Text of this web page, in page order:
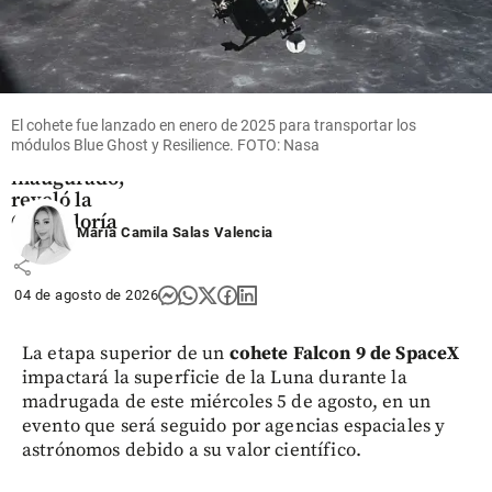
Chirajara
costó más
de 800 mil
millones y
dos años
después no
ha sido
inaugurado,
reveló la
Contraloría
share
El cohete fue lanzado en enero de 2025 para transportar los
módulos Blue Ghost y Resilience. FOTO: Nasa
María Camila Salas Valencia
04 de agosto de 2026
La etapa superior de un cohete Falcon 9 de SpaceX
impactará la superficie de la Luna durante la
madrugada de este miércoles 5 de agosto, en un
evento que será seguido por agencias espaciales y
astrónomos debido a su valor científico.